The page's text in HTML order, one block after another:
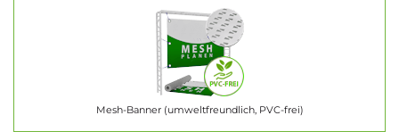
Mesh-Banner (umweltfreundlich, PVC-frei)